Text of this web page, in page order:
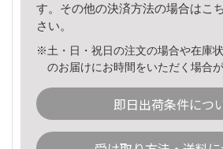
す。その他の決済方法の場合はこ
さい。
※土・日・祝日の注文の場合や在庫
のお届けにお時間をいただく場合が
即日出荷条件につ